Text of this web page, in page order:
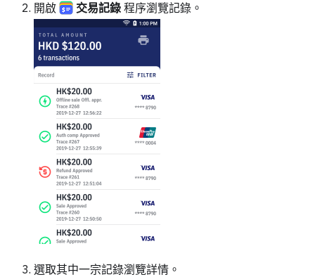
開啟 交易記錄 程序瀏覽記錄。
選取其中一宗記錄瀏覽詳情。